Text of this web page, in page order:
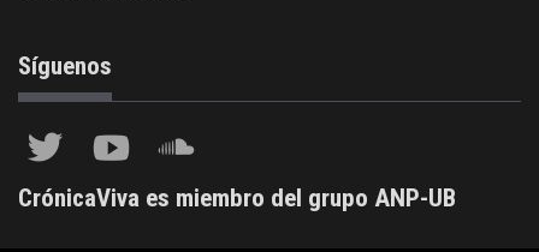
Síguenos
CrónicaViva es miembro del grupo ANP-UB